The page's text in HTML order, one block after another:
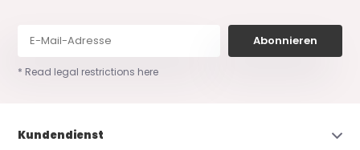
Abonnieren
* Read legal restrictions here
Kundendienst